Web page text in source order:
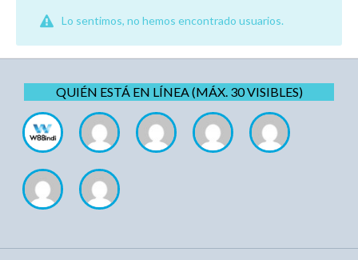
Lo sentimos, no hemos encontrado usuarios.
QUIÉN ESTÁ EN LÍNEA (MÁX. 30 VISIBLES)